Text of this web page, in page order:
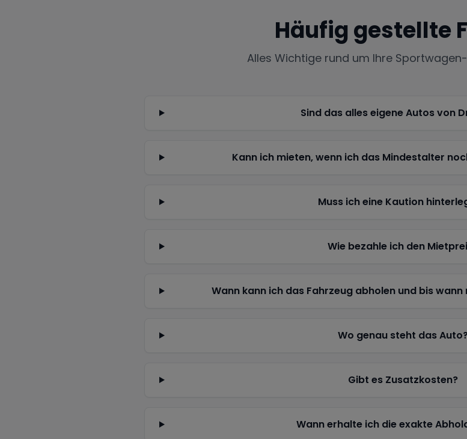
Häufig gestellte
Alles Wichtige rund um Ihre
Sind das alles eigene Autos von
Kann ich mieten, wenn ich das Mindestalter
Muss ich eine Kaution
Wie bezahle ich den
Wann kann ich das Fahrzeug abholen und bis
Wo genau steht das Auto?
Gibt es Zusatzkosten?
Wann erhalte ich die exakte